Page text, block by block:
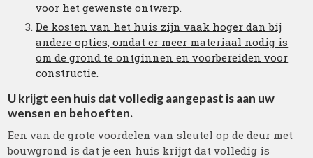
voor het gewenste ontwerp.
De kosten van het huis zijn vaak hoger dan bij
andere opties, omdat er meer materiaal nodig is
om de grond te ontginnen en voorbereiden voor
constructie.
U krijgt een huis dat volledig aangepast is aan uw
wensen en behoeften.
Een van de grote voordelen van sleutel op de deur met
bouwgrond is dat je een huis krijgt dat volledig is